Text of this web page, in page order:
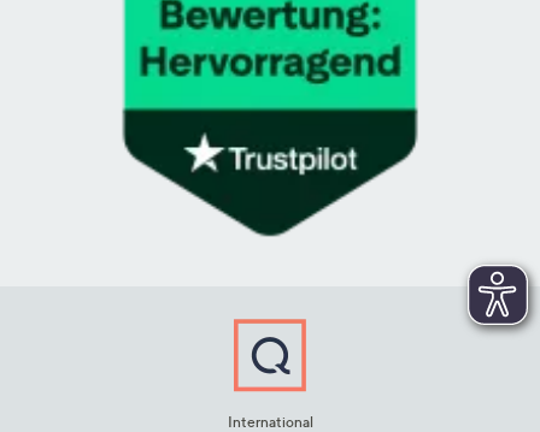
International